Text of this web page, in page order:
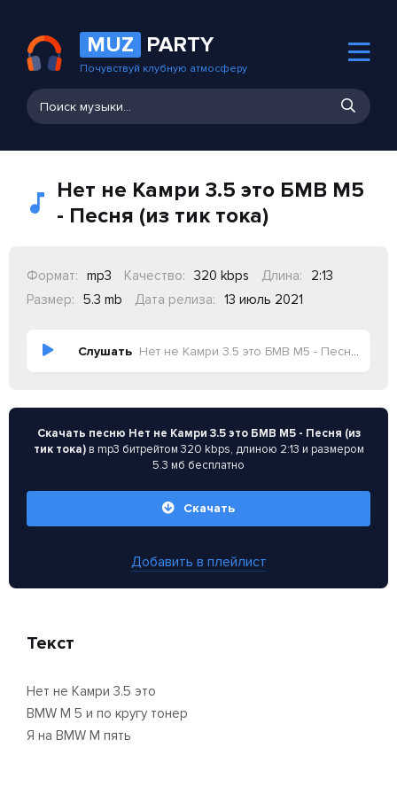
MUZ PARTY
Почувствуй клубную атмосферу
Нет не Камри 3.5 это БМВ М5
- Песня (из тик тока)
Формат: mp3 Качество: 320 kbps Длина:
2:13
Размер:
5.3 mb Дата релиза: 13 июль 2021
Слушать Нет не Камри 3.5 это БМВ М5 - Песня (из тик тока)
Скачать песню Нет не Камри 3.5 это БМВ М5 - Песня (из
тик тока)в mp3 битрейтом 320 kbps, длиною 2:13 и размером
5.3 мб бесплатно
Скачать
Добавить в плейлист
Текст
Нет не Камри 3.5 это
BMW М 5 и по кругу тонер
Я на BMW М пять